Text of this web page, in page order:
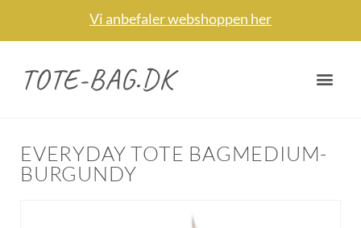
Vi anbefaler webshoppen her
TOTE-BAG.DK
EVERYDAY TOTE BAGMEDIUM-
BURGUNDY